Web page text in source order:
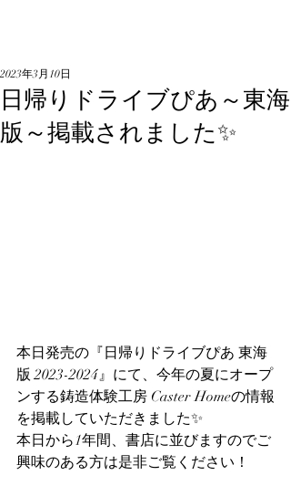
日帰りドライブぴあ～東海
版～掲載されました✨
2023年3月10日
本日発売の『日帰りドライブぴあ 東海
版 2023-2024』にて、今年の夏にオープ
ンする鋳造体験工房 Caster Homeの情報
を掲載していただきました✨
本日から1年間、書店に並びますのでご
興味のある方は是非ご覧ください！